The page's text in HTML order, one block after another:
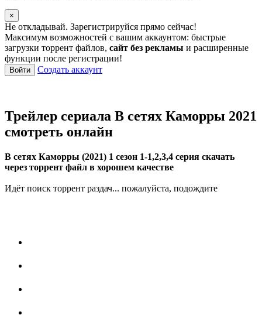
×
Не откладывай. Зарегистрируйся прямо сейчас!
Максимум возможностей с вашим аккаунтом: быстрые
загрузки торрент файлов, сайт без рекламы и расширенные
функции после регистрации!
Войти Создать аккаунт
Трейлер сериала В сетях Каморры 2021
смотреть онлайн
В сетях Каморры (2021) 1 сезон 1-1,2,3,4 серия скачать
через торрент файл в хорошем качестве
Идёт поиск торрент раздач... пожалуйста, подождите